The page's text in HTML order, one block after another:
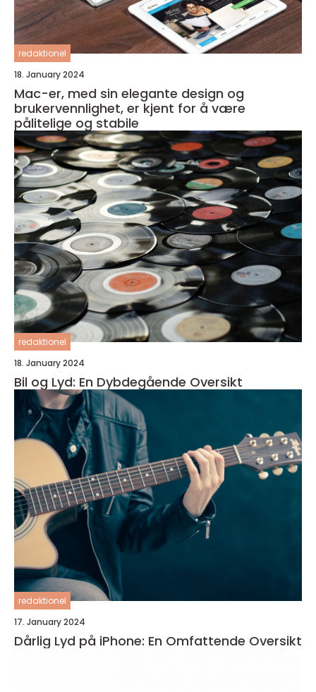
redaktionel
18. January 2024
Mac-er, med sin elegante design og
brukervennlighet, er kjent for å være
pålitelige og stabile
redaktionel
18. January 2024
Bil og Lyd: En Dybdegående Oversikt
redaktionel
17. January 2024
Dårlig Lyd på iPhone: En Omfattende Oversikt